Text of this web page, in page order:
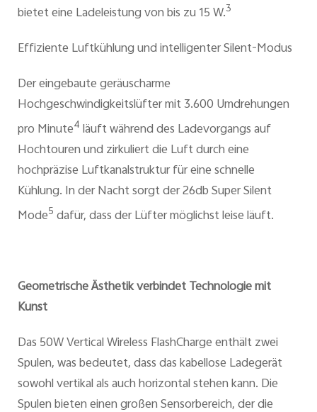
bietet eine Ladeleistung von bis zu 15 W.3
Effiziente Luftkühlung und intelligenter Silent-Modus
Der eingebaute geräuscharme
Hochgeschwindigkeitslüfter mit 3.600 Umdrehungen
pro Minute4 läuft während des Ladevorgangs auf
Hochtouren und zirkuliert die Luft durch eine
hochpräzise Luftkanalstruktur für eine schnelle
Kühlung. In der Nacht sorgt der 26db Super Silent
Mode5 dafür, dass der Lüfter möglichst leise läuft.
Geometrische Ästhetik verbindet Technologie mit
Kunst
Das 50W Vertical Wireless FlashCharge enthält zwei
Spulen, was bedeutet, dass das kabellose Ladegerät
sowohl vertikal als auch horizontal stehen kann. Die
Spulen bieten einen großen Sensorbereich, der die